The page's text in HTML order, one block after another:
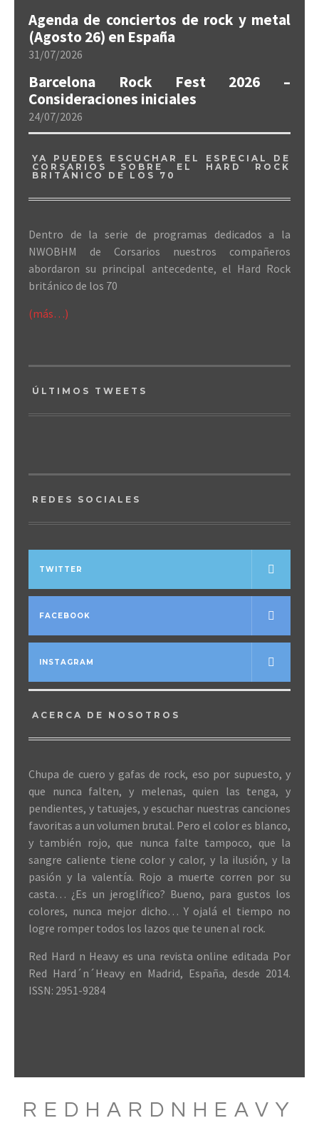
Agenda de conciertos de rock y metal
(Agosto 26) en España
31/07/2026
Barcelona Rock Fest 2026 –
Consideraciones iniciales
24/07/2026
YA PUEDES ESCUCHAR EL ESPECIAL DE
CORSARIOS SOBRE EL HARD ROCK
BRITÁNICO DE LOS 70
Dentro de la serie de programas dedicados a la
NWOBHM de Corsarios nuestros compañeros
abordaron su principal antecedente, el Hard Rock
británico de los 70
(más…)
ÚLTIMOS TWEETS
REDES SOCIALES
TWITTER
FACEBOOK
INSTAGRAM
ACERCA DE NOSOTROS
Chupa de cuero y gafas de rock, eso por supuesto, y
que nunca falten, y melenas, quien las tenga, y
pendientes, y tatuajes, y escuchar nuestras canciones
favoritas a un volumen brutal. Pero el color es blanco,
y también rojo, que nunca falte tampoco, que la
sangre caliente tiene color y calor, y la ilusión, y la
pasión y la valentía. Rojo a muerte corren por su
casta… ¿Es un jeroglífico? Bueno, para gustos los
colores, nunca mejor dicho… Y ojalá el tiempo no
logre romper todos los lazos que te unen al rock.
Red Hard n Heavy es una revista online editada Por
Red Hard´n´Heavy en Madrid, España, desde 2014.
ISSN: 2951-9284
REDHARDNHEAVY